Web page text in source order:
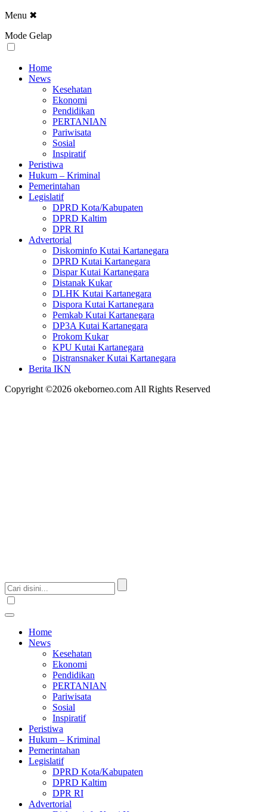
Menu ✖
Mode Gelap
Home
News
Kesehatan
Ekonomi
Pendidikan
PERTANIAN
Pariwisata
Sosial
Inspiratif
Peristiwa
Hukum – Kriminal
Pemerintahan
Legislatif
DPRD Kota/Kabupaten
DPRD Kaltim
DPR RI
Advertorial
Diskominfo Kutai Kartanegara
DPRD Kutai Kartanegara
Dispar Kutai Kartanegara
Distanak Kukar
DLHK Kutai Kartanegara
Dispora Kutai Kartanegara
Pemkab Kutai Kartanegara
DP3A Kutai Kartanegara
Prokom Kukar
KPU Kutai Kartanegara
Distransnaker Kutai Kartanegara
Berita IKN
Copyright ©2026 okeborneo.com All Rights Reserved
Home
News
Kesehatan
Ekonomi
Pendidikan
PERTANIAN
Pariwisata
Sosial
Inspiratif
Peristiwa
Hukum – Kriminal
Pemerintahan
Legislatif
DPRD Kota/Kabupaten
DPRD Kaltim
DPR RI
Advertorial